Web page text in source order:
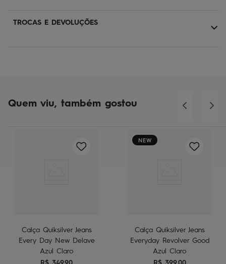
TROCAS E DEVOLUÇÕES
Quem viu, também gostou
Calça Quiksilver Jeans
Every Day New Delave
Azul Claro
NEW
Calça Quiksilver Jeans
Everyday Revolver Good
Azul Claro